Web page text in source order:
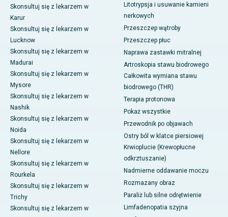
Skonsultuj się z lekarzem w
Karur
Skonsultuj się z lekarzem w
Lucknow
Skonsultuj się z lekarzem w
Madurai
Skonsultuj się z lekarzem w
Mysore
Skonsultuj się z lekarzem w
Nashik
Skonsultuj się z lekarzem w
Noida
Skonsultuj się z lekarzem w
Nellore
Skonsultuj się z lekarzem w
Rourkela
Skonsultuj się z lekarzem w
Trichy
Skonsultuj się z lekarzem w
Litotrypsja i usuwanie kamieni
nerkowych
Przeszczep wątroby
Przeszczep płuc
Naprawa zastawki mitralnej
Artroskopia stawu biodrowego
Całkowita wymiana stawu
biodrowego (THR)
Terapia protonowa
Pokaż wszystkie
Przewodnik po objawach
Ostry ból w klatce piersiowej
Krwioplucie (Krewopłucne
odkrztuszanie)
Nadmierne oddawanie moczu
Rozmazany obraz
Paraliż lub silne odrętwienie
Limfadenopatia szyjna